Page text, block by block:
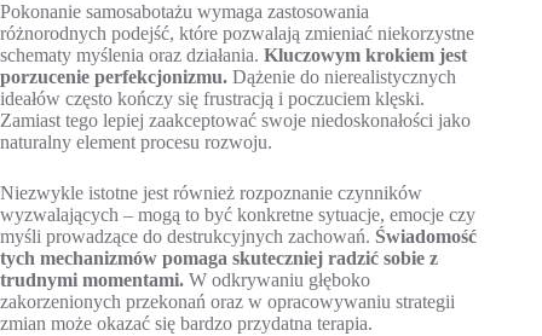
Pokonanie samosabotażu wymaga zastosowania
różnorodnych podejść, które pozwalają zmieniać niekorzystne
schematy myślenia oraz działania. Kluczowym krokiem jest
porzucenie perfekcjonizmu. Dążenie do nierealistycznych
ideałów często kończy się frustracją i poczuciem klęski.
Zamiast tego lepiej zaakceptować swoje niedoskonałości jako
naturalny element procesu rozwoju.
Niezwykle istotne jest również rozpoznanie czynników
wyzwalających – mogą to być konkretne sytuacje, emocje czy
myśli prowadzące do destrukcyjnych zachowań. Świadomość
tych mechanizmów pomaga skuteczniej radzić sobie z
trudnymi momentami. W odkrywaniu głęboko
zakorzenionych przekonań oraz w opracowywaniu strategii
zmian może okazać się bardzo przydatna terapia.